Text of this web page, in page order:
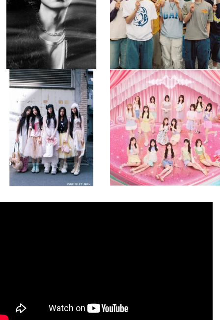
musicjapantv
💡8月特番放送決定！
8月 4
2 0
musicjapantv
💡8月特番放送決定！
...
8月 4
2 0